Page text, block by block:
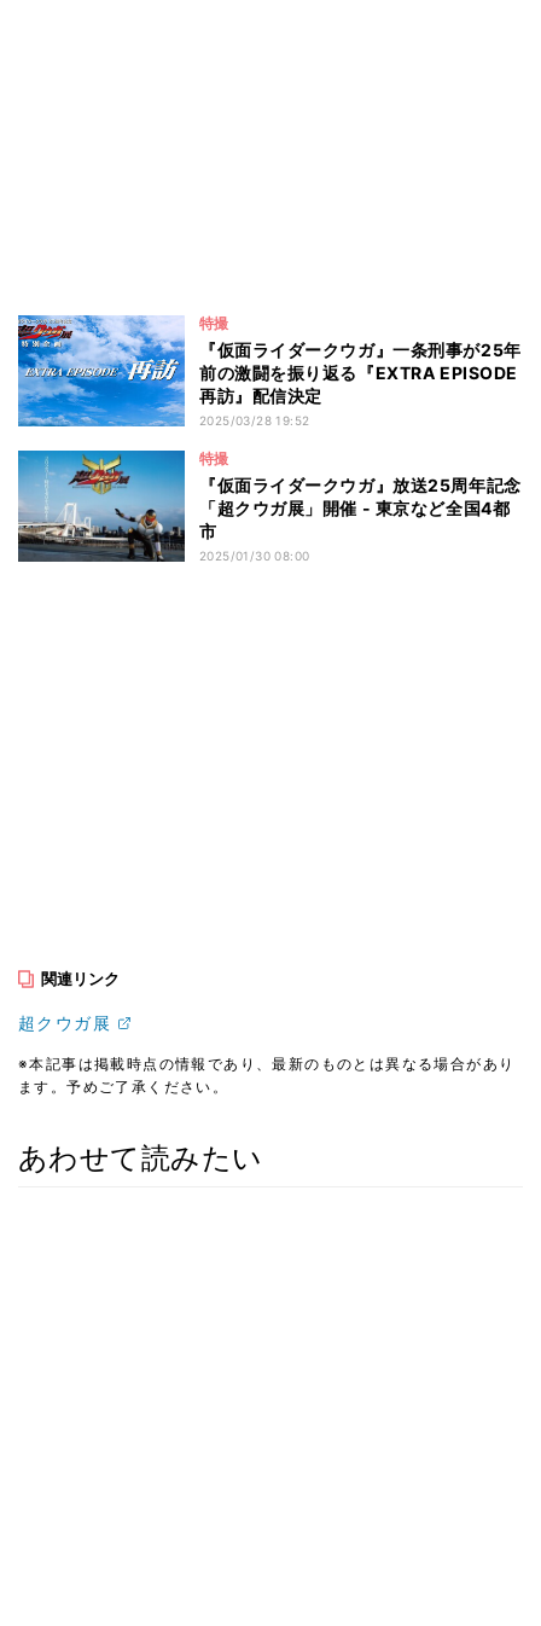
特撮
『仮面ライダークウガ』一条刑事が25年
前の激闘を振り返る『EXTRA EPISODE
再訪』配信決定
2025/03/28 19:52
特撮
『仮面ライダークウガ』放送25周年記念
「超クウガ展」開催 - 東京など全国4都
市
2025/01/30 08:00
関連リンク
超クウガ展
※本記事は掲載時点の情報であり、最新のものとは異なる場合があり
ます。予めご了承ください。
あわせて読みたい